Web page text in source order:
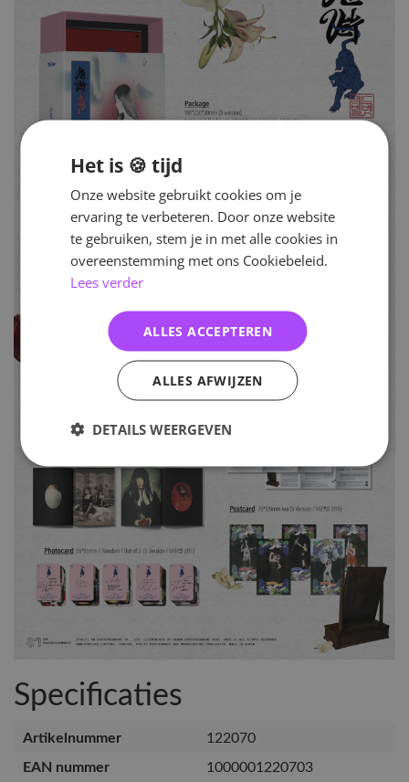
Specificaties
Artikelnummer
122070
EAN nummer
1000001220703
Het is 🍪 tijd
Onze website gebruikt cookies om je
ervaring te verbeteren. Door onze website
te gebruiken, stem je in met alle cookies in
overeenstemming met ons Cookiebeleid.
Lees verder
ALLES ACCEPTEREN
ALLES AFWIJZEN
DETAILS WEERGEVEN